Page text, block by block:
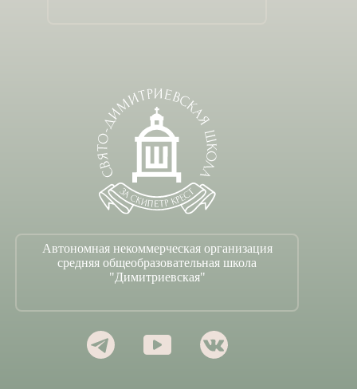
Автономная некоммерческая организация
средняя общеобразовательная школа
"Димитриевская"